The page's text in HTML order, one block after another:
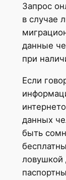
Запрос
в случае
данные
при
Если
данных
быть